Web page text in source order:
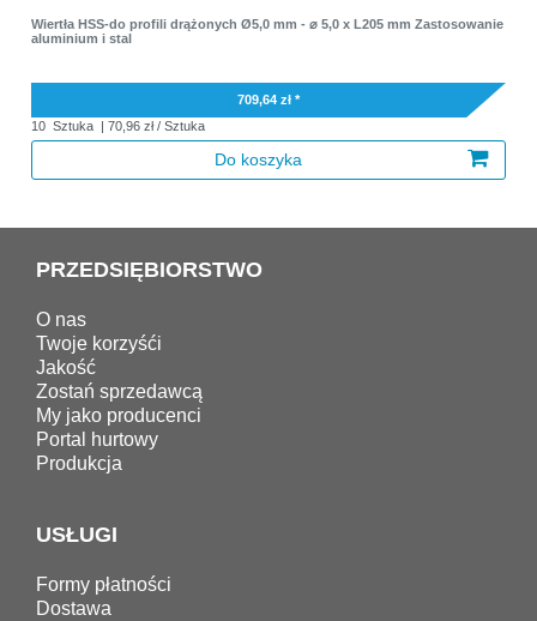
Wiertła HSS-do profili drążonych Ø5,0 mm - ⌀ 5,0 x L205 mm Zastosowanie
aluminium i stal
709,64 zł *
10 Sztuka | 70,96 zł / Sztuka
Do koszyka
PRZEDSIĘBIORSTWO
O nas
Twoje korzyśći
Jakość
Zostań sprzedawcą
My jako producenci
Portal hurtowy
Produkcja
USŁUGI
Formy płatności
Dostawa